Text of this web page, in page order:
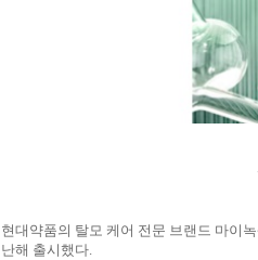
현대약품의 탈모 케어 전문 브랜드 마이
난해 출시했다.